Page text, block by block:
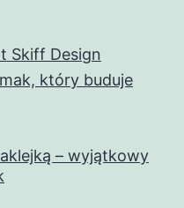
Skiff Design
który buduje
– wyjątkowy